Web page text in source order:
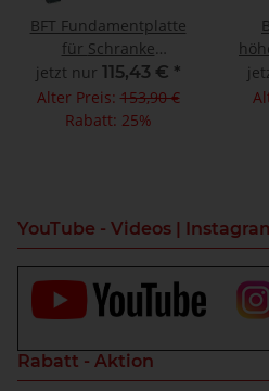
BFT Fundamentplatte
für Schranke
Michelangelo
jetzt nur 115,43 € *
Alter Preis:153,90 €
Rabatt: 25%
YouTube - Videos |
Rabatt - Aktion